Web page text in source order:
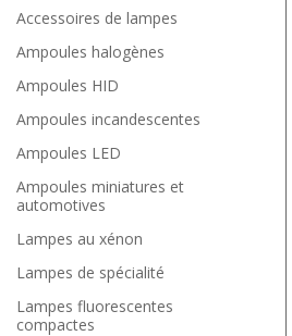
Accessoires de lampes
Ampoules halogènes
Ampoules HID
Ampoules incandescentes
Ampoules LED
Ampoules miniatures et
automotives
Lampes au xénon
Lampes de spécialité
Lampes fluorescentes
compactes